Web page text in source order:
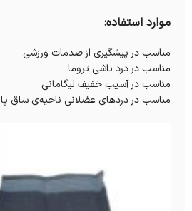
موارد استفاده:
مناسب در پیشگیری از صدمات ورزشی
مناسب در درد ناشی تروما
مناسب در آسیب خفیف لیگامانی
مناسب در دردهای عضلانی ناحیه‌ی ساق پا